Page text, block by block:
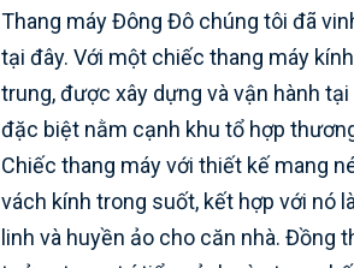
Thang máy Đông Đô chúng tôi đã
tại đây. Với một chiếc thang máy
trung, được xây dựng và vận hành
đặc biệt nằm cạnh khu tổ hợp
Chiếc thang máy với thiết kế mang
vách kính trong suốt, kết hợp với nó
linh và huyền ảo cho căn nhà. Đồng